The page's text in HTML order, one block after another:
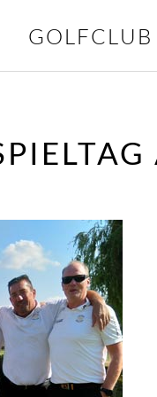
GOLFCLUB